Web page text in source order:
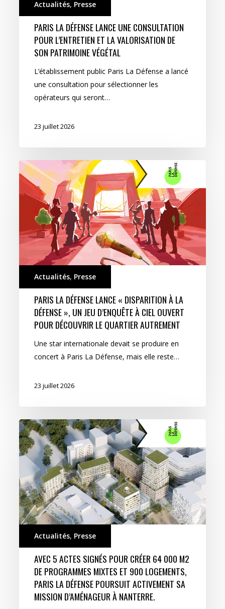
Actualités, Presse
PARIS LA DÉFENSE LANCE UNE CONSULTATION
POUR L’ENTRETIEN ET LA VALORISATION DE
SON PATRIMOINE VÉGÉTAL
L’établissement public Paris La Défense a lancé
une consultation pour sélectionner les
opérateurs qui seront…
23 juillet 2026
Actualités, Presse
PARIS LA DÉFENSE LANCE « DISPARITION À LA
DÉFENSE », UN JEU D’ENQUÊTE À CIEL OUVERT
POUR DÉCOUVRIR LE QUARTIER AUTREMENT
Une star internationale devait se produire en
concert à Paris La Défense, mais elle reste…
23 juillet 2026
Actualités, Presse
AVEC 5 ACTES SIGNÉS POUR CRÉER 64 000 M2
DE PROGRAMMES MIXTES ET 900 LOGEMENTS,
PARIS LA DÉFENSE POURSUIT ACTIVEMENT SA
MISSION D’AMÉNAGEUR À NANTERRE.